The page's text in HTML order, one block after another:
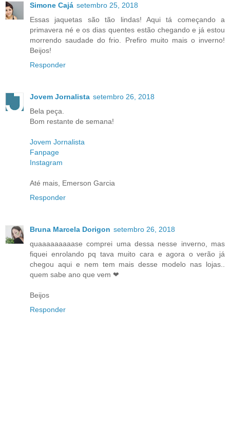
Simone Cajá setembro 25, 2018
Essas jaquetas são tão lindas! Aqui tá começando a
primavera né e os dias quentes estão chegando e já estou
morrendo saudade do frio. Prefiro muito mais o inverno!
Beijos!
Responder
Jovem Jornalista setembro 26, 2018
Bela peça.
Bom restante de semana!
Jovem Jornalista
Fanpage
Instagram
Até mais, Emerson Garcia
Responder
Bruna Marcela Dorigon setembro 26, 2018
quaaaaaaaaase comprei uma dessa nesse inverno, mas
fiquei enrolando pq tava muito cara e agora o verão já
chegou aqui e nem tem mais desse modelo nas lojas..
quem sabe ano que vem ❤
Beijos
Responder